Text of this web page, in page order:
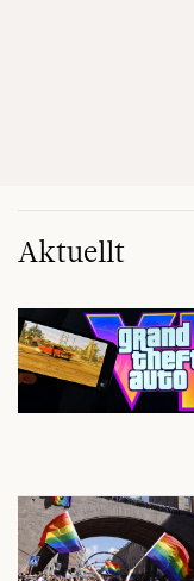
Aktuellt